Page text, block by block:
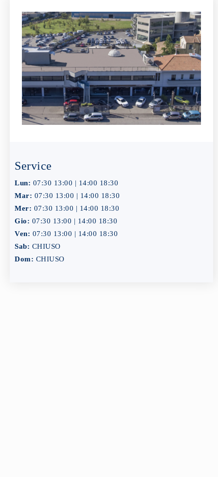
Service
Lun: 07:30 13:00 | 14:00 18:30
Mar: 07:30 13:00 | 14:00 18:30
Mer: 07:30 13:00 | 14:00 18:30
Gio: 07:30 13:00 | 14:00 18:30
Ven: 07:30 13:00 | 14:00 18:30
Sab: CHIUSO
Dom: CHIUSO